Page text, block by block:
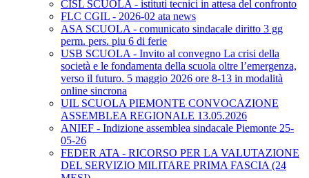
CISL SCUOLA - istituti tecnici in attesa del confronto
FLC CGIL - 2026-02 ata news
ASA SCUOLA - comunicato sindacale diritto 3 gg
perm. pers. piu 6 di ferie
USB SCUOLA - Invito al convegno La crisi della
società e le fondamenta della scuola oltre l’emergenza,
verso il futuro. 5 maggio 2026 ore 8-13 in modalità
online sincrona
UIL SCUOLA PIEMONTE CONVOCAZIONE
ASSEMBLEA REGIONALE 13.05.2026
ANIEF - Indizione assemblea sindacale Piemonte 25-
05-26
FEDER ATA - RICORSO PER LA VALUTAZIONE
DEL SERVIZIO MILITARE PRIMA FASCIA (24